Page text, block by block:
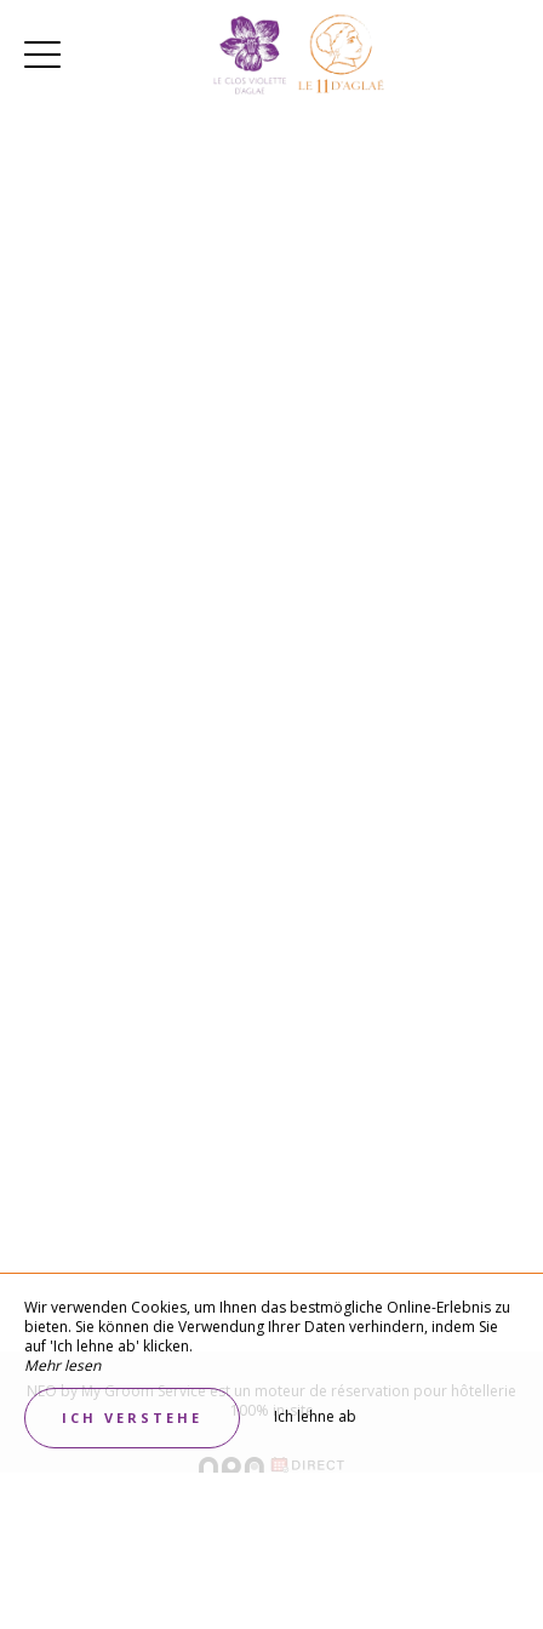
NEO by My Groom Service est un moteur de réservation pour hôtellerie
100% in-site
Wir verwenden Cookies, um Ihnen das bestmögliche Online-Erlebnis zu
bieten. Sie können die Verwendung Ihrer Daten verhindern, indem Sie
auf 'Ich lehne ab' klicken.
Mehr lesen
ICH VERSTEHE Ich lehne ab